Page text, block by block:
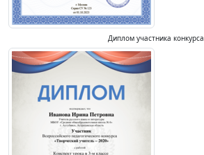
Диплом участника конкурса